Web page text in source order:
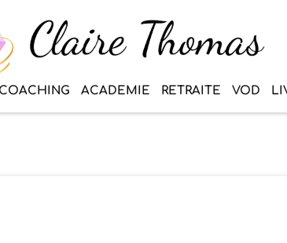
COACHING ACADEMIE RETRAITE VOD